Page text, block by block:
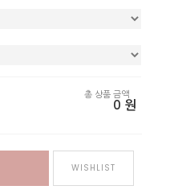
총 상품 금액
0 원
WISHLIST